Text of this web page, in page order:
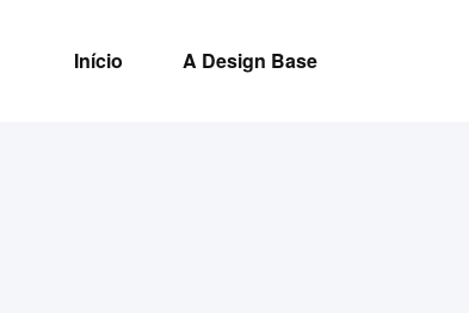
Início A Design Base